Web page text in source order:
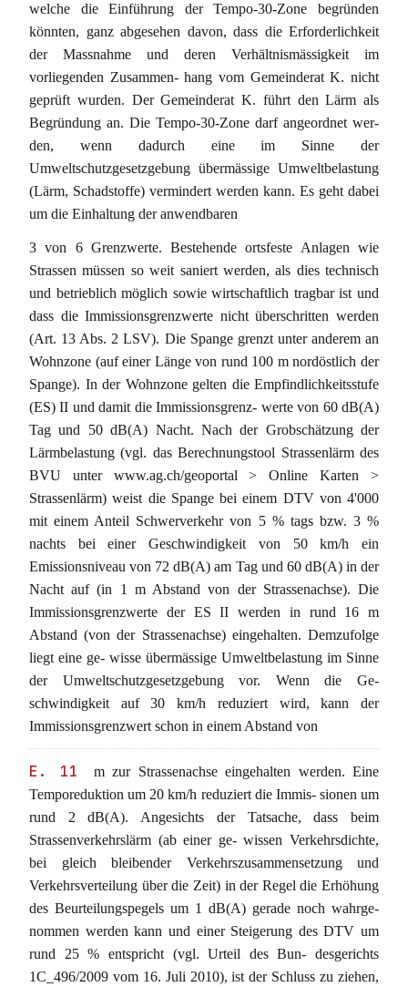
welche die Einführung der Tempo-30-Zone begründen
könnten, ganz abgesehen davon, dass die Erforderlichkeit
der Massnahme und deren Verhältnismässigkeit im
vorliegenden Zusammen- hang vom Gemeinderat K. nicht
geprüft wurden. Der Gemeinderat K. führt den Lärm als
Begründung an. Die Tempo-30-Zone darf angeordnet wer-
den, wenn dadurch eine im Sinne der
Umweltschutzgesetzgebung übermässige Umweltbelastung
(Lärm, Schadstoffe) vermindert werden kann. Es geht dabei
um die Einhaltung der anwendbaren
3 von 6 Grenzwerte. Bestehende ortsfeste Anlagen wie
Strassen müssen so weit saniert werden, als dies technisch
und betrieblich möglich sowie wirtschaftlich tragbar ist und
dass die Immissionsgrenzwerte nicht überschritten werden
(Art. 13 Abs. 2 LSV). Die Spange grenzt unter anderem an
Wohnzone (auf einer Länge von rund 100 m nordöstlich der
Spange). In der Wohnzone gelten die Empfindlichkeitsstufe
(ES) II und damit die Immissionsgrenz- werte von 60 dB(A)
Tag und 50 dB(A) Nacht. Nach der Grobschätzung der
Lärmbelastung (vgl. das Berechnungstool Strassenlärm des
BVU unter www.ag.ch/geoportal > Online Karten >
Strassenlärm) weist die Spange bei einem DTV von 4'000
mit einem Anteil Schwerverkehr von 5 % tags bzw. 3 %
nachts bei einer Geschwindigkeit von 50 km/h ein
Emissionsniveau von 72 dB(A) am Tag und 60 dB(A) in der
Nacht auf (in 1 m Abstand von der Strassenachse). Die
Immissionsgrenzwerte der ES II werden in rund 16 m
Abstand (von der Strassenachse) eingehalten. Demzufolge
liegt eine ge- wisse übermässige Umweltbelastung im Sinne
der Umweltschutzgesetzgebung vor. Wenn die Ge-
schwindigkeit auf 30 km/h reduziert wird, kann der
Immissionsgrenzwert schon in einem Abstand von
E. 11
m zur Strassenachse eingehalten werden. Eine
Temporeduktion um 20 km/h reduziert die Immis- sionen um
rund 2 dB(A). Angesichts der Tatsache, dass beim
Strassenverkehrslärm (ab einer ge- wissen Verkehrsdichte,
bei gleich bleibender Verkehrszusammensetzung und
Verkehrsverteilung über die Zeit) in der Regel die Erhöhung
des Beurteilungspegels um 1 dB(A) gerade noch wahrge-
nommen werden kann und einer Steigerung des DTV um
rund 25 % entspricht (vgl. Urteil des Bun- desgerichts
1C_496/2009 vom 16. Juli 2010), ist der Schluss zu ziehen,